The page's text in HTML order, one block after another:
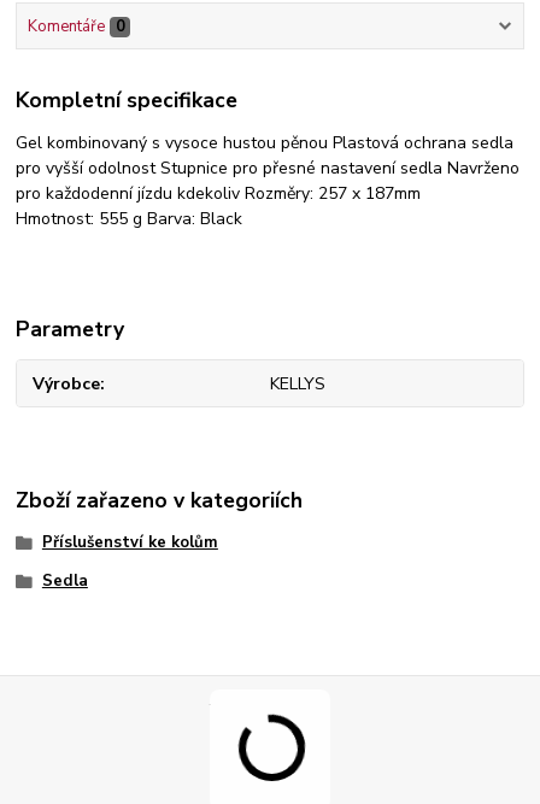
Komentáře 0
Kompletní specifikace
Gel kombinovaný s vysoce hustou pěnou Plastová ochrana sedla
pro vyšší odolnost Stupnice pro přesné nastavení sedla Navrženo
pro každodenní jízdu kdekoliv Rozměry: 257 x 187mm
Hmotnost: 555 g Barva: Black
Parametry
Výrobce KELLYS
Zboží zařazeno v kategoriích
Příslušenství ke kolům
Sedla
.